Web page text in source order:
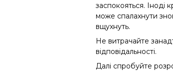
заспокояться. Іноді
може спалахнути
вщухнуть.
Не витрачайте
відповідальності.
Далі спробуйте